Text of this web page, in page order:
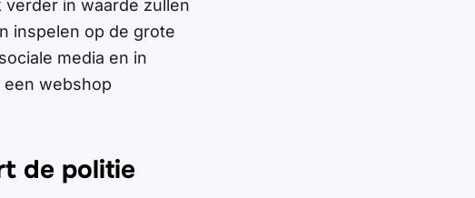
in waarde zullen
inspelen op de grote
media en in
een webshop
de politie